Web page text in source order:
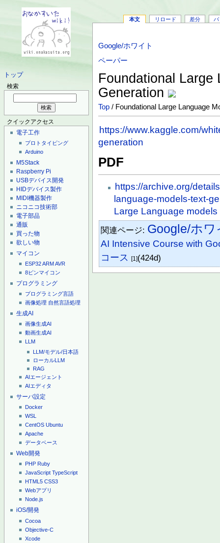
トップ
検索
クイックアクセス
電子工作
プロトタイピング
Arduino
M5Stack
Raspberry Pi
USBデバイス開発
HIDデバイス製作
MIDI機器製作
ニコニコ技術部
電子部品
通販
買った物
欲しい物
マイコン
ESP32ARMAVR
8ピンマイコン
プログラミング
プログラミング言語
画像処理 自然言語処理
生成AI
画像生成AI
動画生成AI
LLM
LLM/モデル/日本語
ローカルLLM
RAG
AIエージェント
AIエディタ
サーバ設定
Docker
WSL
CentOS Ubuntu
Apache
データベース
Web開発
PHP Ruby
JavaScript TypeScript
HTML5 CSS3
Webアプリ
Node.js
iOS/開発
Cocoa
Objective-C
Xcode
本文 リロード 差分 バ
Google/ホワイト
ペーパー
Foundational Large
Generation
Top / Foundational Large Language
https://www.kaggle.com/
generation
PDF
https://archive.org/
language-models-text-
Large Language
関連ページ: Google/ホ
AI Intensive Course with
コース [1](424d)